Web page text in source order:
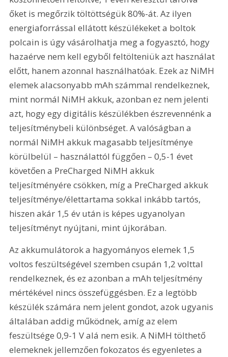
őket is megőrzik töltöttségük 80%-át. Az ilyen
energiaforrással ellátott készülékeket a boltok
polcain is úgy vásárolhatja meg a fogyasztó, hogy
hazaérve nem kell egyből feltölteniük azt használat
előtt, hanem azonnal használhatóak. Ezek az NiMH
elemek alacsonyabb mAh számmal rendelkeznek,
mint normál NiMH akkuk, azonban ez nem jelenti
azt, hogy egy digitális készülékben észrevennénk a
teljesítménybeli különbséget. A valóságban a
normál NiMH akkuk magasabb teljesítménye
körülbelül – használattól függően – 0,5-1 évet
követően a PreCharged NiMH akkuk
teljesítményére csökken, míg a PreCharged akkuk
teljesítménye/élettartama sokkal inkább tartós,
hiszen akár 1,5 év után is képes ugyanolyan
teljesítményt nyújtani, mint újkorában.
Az akkumulátorok a hagyományos elemek 1,5
voltos feszültségével szemben csupán 1,2 volttal
rendelkeznek, és ez azonban a mAh teljesítmény
mértékével nincs összefüggésben. Ez a legtöbb
készülék számára nem jelent gondot, azok ugyanis
általában addig működnek, amíg az elem
feszültsége 0,9-1 V alá nem esik. A NiMH tölthető
elemeknek jellemzően fokozatos és egyenletes a